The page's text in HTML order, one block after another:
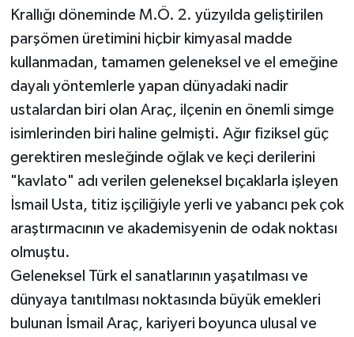
Krallığı döneminde M.Ö. 2. yüzyılda geliştirilen
parşömen üretimini hiçbir kimyasal madde
kullanmadan, tamamen geleneksel ve el emeğine
dayalı yöntemlerle yapan dünyadaki nadir
ustalardan biri olan Araç, ilçenin en önemli simge
isimlerinden biri haline gelmişti. Ağır fiziksel güç
gerektiren mesleğinde oğlak ve keçi derilerini
"kavlato" adı verilen geleneksel bıçaklarla işleyen
İsmail Usta, titiz işçiliğiyle yerli ve yabancı pek çok
araştırmacının ve akademisyenin de odak noktası
olmuştu.
Geleneksel Türk el sanatlarının yaşatılması ve
dünyaya tanıtılması noktasında büyük emekleri
bulunan İsmail Araç, kariyeri boyunca ulusal ve